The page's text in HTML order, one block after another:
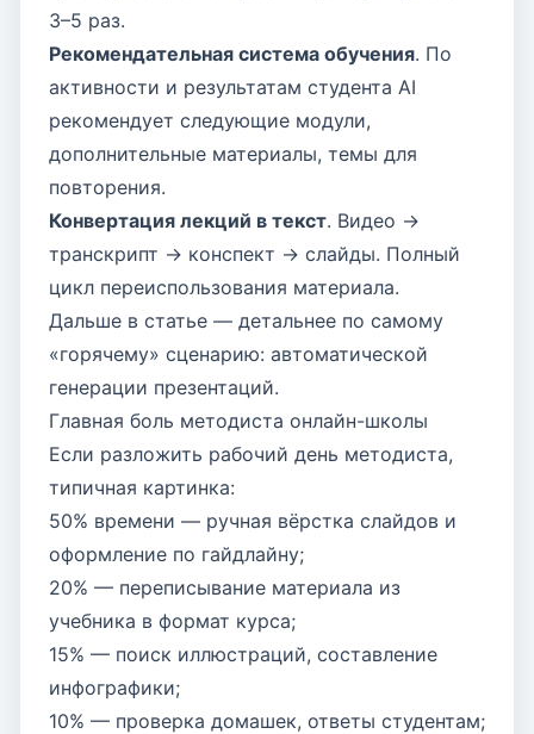
3–5 раз.
Рекомендательная система обучения. По
активности и результатам студента AI
рекомендует следующие модули,
дополнительные материалы, темы для
повторения.
Конвертация лекций в текст. Видео →
транскрипт → конспект → слайды. Полный
цикл переиспользования материала.
Дальше в статье — детальнее по самому
«горячему» сценарию: автоматической
генерации презентаций.
Главная боль методиста онлайн-школы
Если разложить рабочий день методиста,
типичная картинка:
50% времени — ручная вёрстка слайдов и
оформление по гайдлайну;
20% — переписывание материала из
учебника в формат курса;
15% — поиск иллюстраций, составление
инфографики;
10% — проверка домашек, ответы студентам;